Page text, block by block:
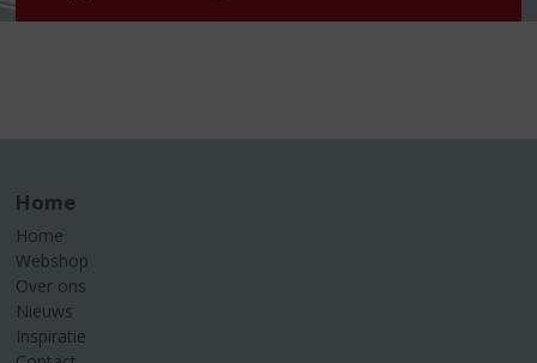
Home
Home
Webshop
Over ons
Nieuws
Inspiratie